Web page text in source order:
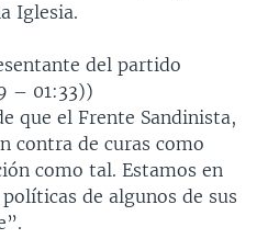
Iglesia.
del partido
– 01:33))
que el Frente Sandinista,
contra de curas como
como tal. Estamos en
de algunos de sus